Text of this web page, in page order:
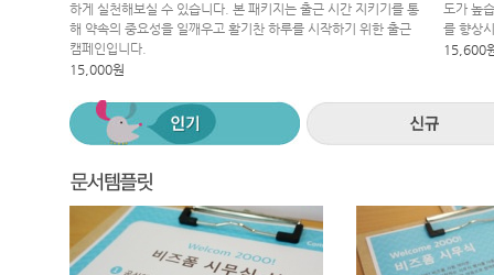
하게 실천해보실 수 있습니다. 본 패키지는 출근 시간 지키기를 통
해 약속의 중요성을 일깨우고 활기찬 하루를 시작하기 위한 출근
캠페인입니다.
15,000원
도가 높
를 향상
15,600